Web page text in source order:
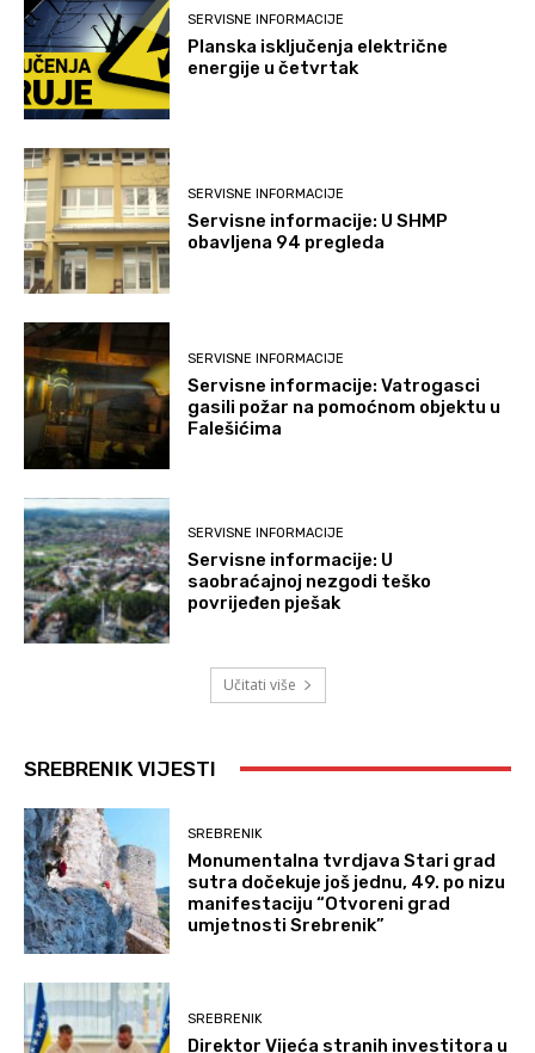
SERVISNE INFORMACIJE
Planska isključenja električne
energije u četvrtak
SERVISNE INFORMACIJE
Servisne informacije: U SHMP
obavljena 94 pregleda
SERVISNE INFORMACIJE
Servisne informacije: Vatrogasci
gasili požar na pomoćnom objektu u
Falešićima
SERVISNE INFORMACIJE
Servisne informacije: U
saobraćajnoj nezgodi teško
povrijeđen pješak
Učitati više
SREBRENIK VIJESTI
SREBRENIK
Monumentalna tvrdjava Stari grad
sutra dočekuje još jednu, 49. po nizu
manifestaciju “Otvoreni grad
umjetnosti Srebrenik”
SREBRENIK
Direktor Vijeća stranih investitora u